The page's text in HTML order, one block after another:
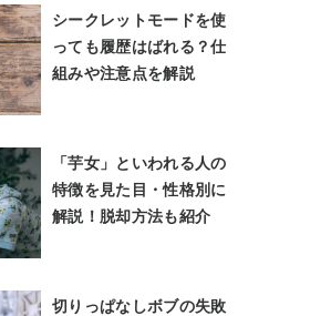
シークレットモードを使
っても履歴はばれる？仕
組みや注意点を解説
「芋女」といわれる人の
特徴を見た目・性格別に
解説！脱却方法も紹介
切りっぱなしボブの失敗